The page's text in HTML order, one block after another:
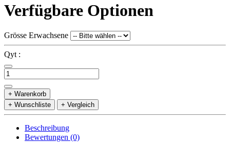
Verfügbare Optionen
Grösse Erwachsene
Qyt :
+ Warenkorb
+ Wunschliste
+ Vergleich
Beschreibung
Bewertungen (0)